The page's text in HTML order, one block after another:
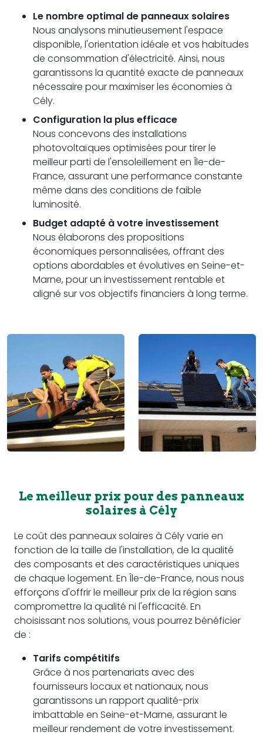
Le nombre optimal de panneaux solaires
Nous analysons minutieusement l'espace
disponible, l'orientation idéale et vos habitudes
de consommation d'électricité. Ainsi, nous
garantissons la quantité exacte de panneaux
nécessaire pour maximiser les économies à
Cély.
Configuration la plus efficace
Nous concevons des installations
photovoltaïques optimisées pour tirer le
meilleur parti de l'ensoleillement en Île-de-
France, assurant une performance constante
même dans des conditions de faible
luminosité.
Budget adapté à votre investissement
Nous élaborons des propositions
économiques personnalisées, offrant des
options abordables et évolutives en Seine-et-
Marne, pour un investissement rentable et
aligné sur vos objectifs financiers à long terme.
Le meilleur prix pour des panneaux
solaires à Cély
Le coût des panneaux solaires à Cély varie en
fonction de la taille de l'installation, de la qualité
des composants et des caractéristiques uniques
de chaque logement. En Île-de-France, nous nous
efforçons d'offrir le meilleur prix de la région sans
compromettre la qualité ni l'efficacité. En
choisissant nos solutions, vous pourrez bénéficier
de :
Tarifs compétitifs
Grâce à nos partenariats avec des
fournisseurs locaux et nationaux, nous
garantissons un rapport qualité-prix
imbattable en Seine-et-Marne, assurant le
meilleur rendement de votre investissement.